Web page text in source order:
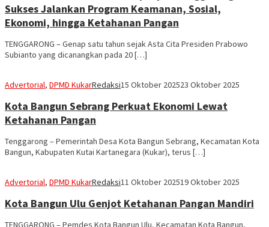
Sukses Jalankan Program Keamanan, Sosial,
Ekonomi, hingga Ketahanan Pangan
TENGGARONG – Genap satu tahun sejak Asta Cita Presiden Prabowo
Subianto yang dicanangkan pada 20 […]
Advertorial, DPMD KukarRedaksi15 Oktober 202523 Oktober 2025
Kota Bangun Sebrang Perkuat Ekonomi Lewat
Ketahanan Pangan
Tenggarong – Pemerintah Desa Kota Bangun Sebrang, Kecamatan Kota
Bangun, Kabupaten Kutai Kartanegara (Kukar), terus […]
Advertorial, DPMD KukarRedaksi11 Oktober 202519 Oktober 2025
Kota Bangun Ulu Genjot Ketahanan Pangan Mandiri
TENGGARONG – Pemdes Kota Bangun Ulu, Kecamatan Kota Bangun,